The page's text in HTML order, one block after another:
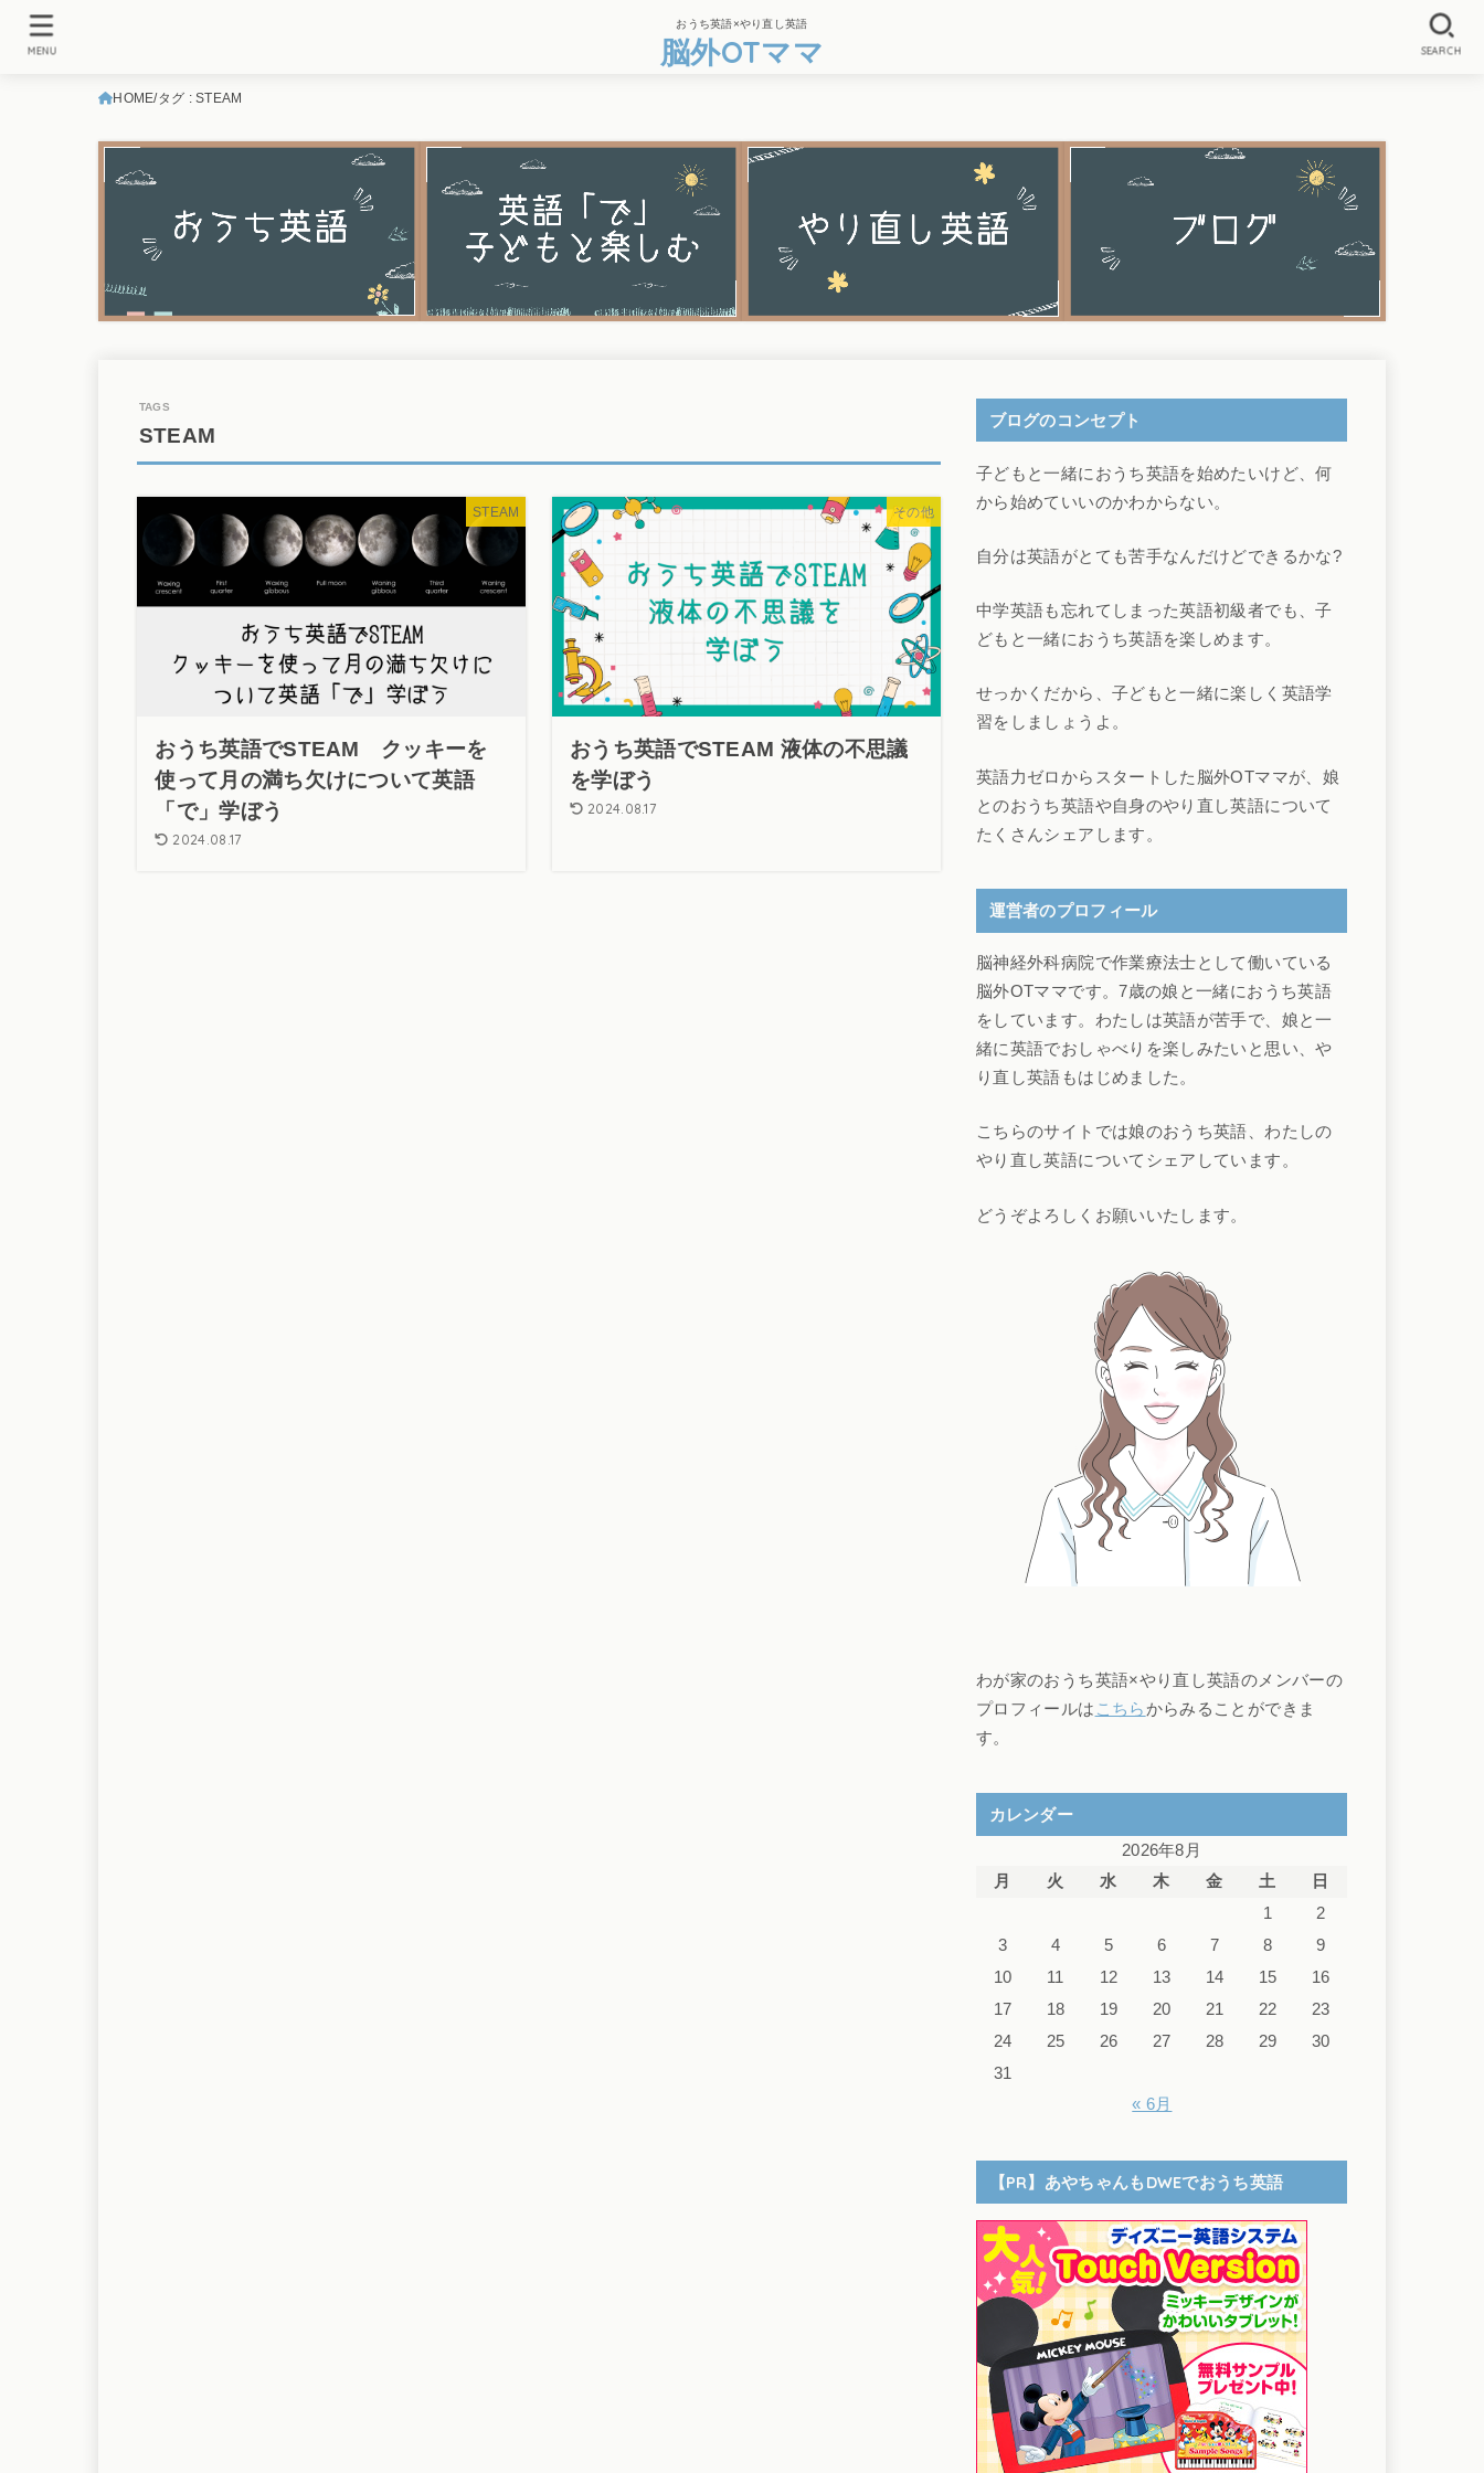
おうち英語×やり直し英語
脳外OTママ SEARCH
MENU
HOME タグ : STEAM
STEAM
STEAM
おうち英語でSTEAM クッキーを
使って月の満ち欠けについて英語
「で」学ぼう
2024.08.17
その他
おうち英語でSTEAM 液体の不思議
を学ぼう
2024.08.17
ブログのコンセプト
子どもと一緒におうち英語を始めたいけど、何
から始めていいのかわからない。
自分は英語がとても苦手なんだけどできるかな?
中学英語も忘れてしまった英語初級者でも、子
どもと一緒におうち英語を楽しめます。
せっかくだから、子どもと一緒に楽しく英語学
習をしましょうよ。
英語力ゼロからスタートした脳外OTママが、娘
とのおうち英語や自身のやり直し英語について
たくさんシェアします。
運営者のプロフィール
脳神経外科病院で作業療法士として働いている
脳外OTママです。7歳の娘と一緒におうち英語
をしています。わたしは英語が苦手で、娘と一
緒に英語でおしゃべりを楽しみたいと思い、や
り直し英語もはじめました。
こちらのサイトでは娘のおうち英語、わたしの
やり直し英語についてシェアしています。
どうぞよろしくお願いいたします。
わが家のおうち英語×やり直し英語のメンバーの
プロフィールは こちらからみることができま
す。
カレンダー
2026年8月
月
火 水 木 金 土
日
1
2
3
4 5 6 7 8
9
10
11 12 13 14 15
16
17
18 19 20 21 22
23
24
25 26 27 28 29
30
31
« 6月
【PR】あやちゃんもDWEでおうち英語